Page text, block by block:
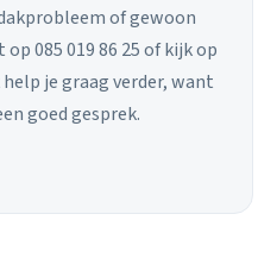
of gewoon
085 019 86 25 of kijk op
je graag verder, want
goed gesprek.